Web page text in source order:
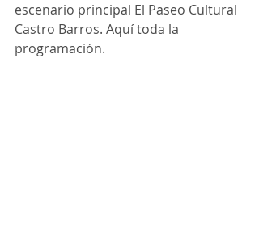
escenario principal El Paseo Cultural
Castro Barros. Aquí toda la
programación.